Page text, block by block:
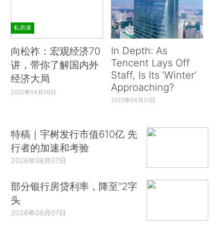
私房课
向松祚：宏观经济70
讲，带你了解国内外
经济大局
2022年04月06日
In Depth: As
Tencent Lays Off
Staff, Is Its ‘Winter’
Approaching?
2022年04月01日
特稿｜宇树发行市值610亿 先
行者的加速和考验
2026年08月07日
部分银行房贷利率，降至“2字
头
2026年08月07日